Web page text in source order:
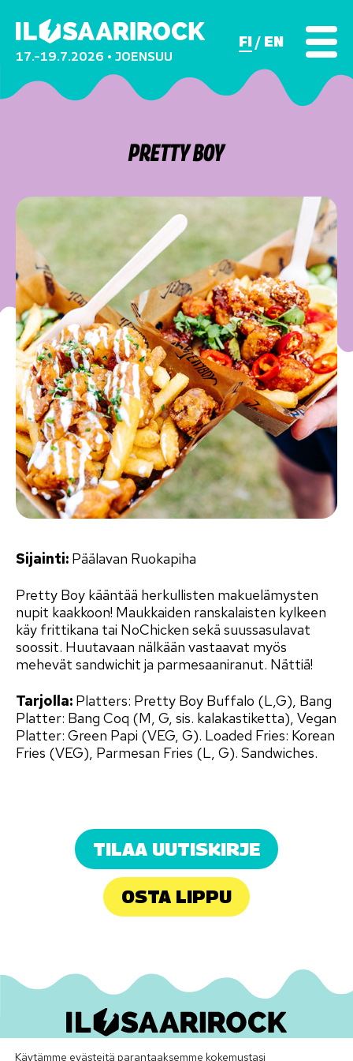
17.–19.7.2026 • JOENSUU
FI EN
PRETTY BOY
Sijainti: Päälavan Ruokapiha
Pretty Boy kääntää herkullisten makuelämysten
nupit kaakkoon! Maukkaiden ranskalaisten kylkeen
käy frittikana tai NoChicken sekä suussasulavat
soossit. Huutavaan nälkään vastaavat myös
mehevät sandwichit ja parmesaaniranut. Nättiä!
Tarjolla: Platters: Pretty Boy Buffalo (L,G), Bang
Platter: Bang Coq (M, G, sis. kalakastiketta), Vegan
Platter: Green Papi (VEG, G). Loaded Fries: Korean
Fries (VEG), Parmesan Fries (L, G). Sandwiches.
TILAA UUTISKIRJE
OSTA LIPPU
Käytämme evästeitä parantaaksemme kokemustasi